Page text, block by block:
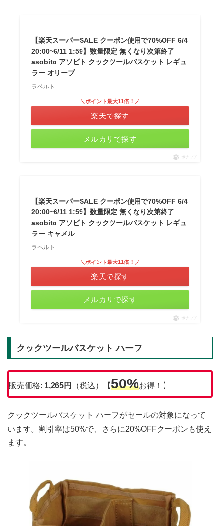
【楽天スーパーSALE クーポン使用で70%OFF 6/4
20:00~6/11 1:59】数量限定 無くなり次第終了
asobito アソビト クックツールバスケット レギュ
ラー オリーブ
ラペルト
＼ポイント最大11倍！／
楽天で探す
メルカリで探す
ポチップ
【楽天スーパーSALE クーポン使用で70%OFF 6/4
20:00~6/11 1:59】数量限定 無くなり次第終了
asobito アソビト クックツールバスケット レギュ
ラー キャメル
ラペルト
＼ポイント最大11倍！／
楽天で探す
メルカリで探す
ポチップ
クックツールバスケット ハーフ
販売価格: 1,265円 （税込）【50%お得！】
クックツールバスケット ハーフがセールの対象になって
います。割引率は50%で、さらに20%OFFクーポンも使え
ます。